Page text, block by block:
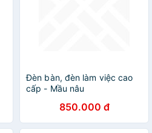
Đèn bàn, đèn làm việc cao
cấp - Mầu nâu
850.000 đ